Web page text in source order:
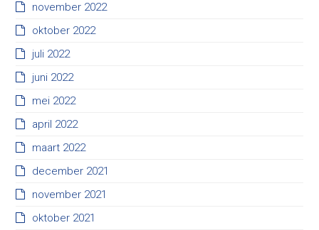
november 2022
oktober 2022
juli 2022
juni 2022
mei 2022
april 2022
maart 2022
december 2021
november 2021
oktober 2021